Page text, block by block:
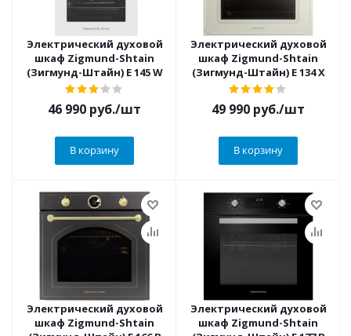
Электрический духовой
шкаф Zigmund-Shtain
(Зигмунд-Штайн) E 145 W
46 990 руб./шт
В корзину
Электрический духовой
шкаф Zigmund-Shtain
(Зигмунд-Штайн) E 134 X
49 990 руб./шт
В корзину
Электрический духовой
шкаф Zigmund-Shtain
Электрический духовой
шкаф Zigmund-Shtain